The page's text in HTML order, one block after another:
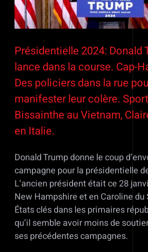
Présidentielle 2024: Donald
lance dans la course. Cap-
Des policiers dans la rue
manifester leur colère.
Bissainthe au Vietnam,
en Italie.
Donald Trump donne le coup
campagne pour la présidentielle
L’ancien président était ce 28
New Hampshire et en Caroline du
États clés dans les primaires
qu’il semble avoir moins de
ses précédentes campagnes.